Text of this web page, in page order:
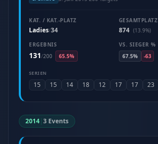
KAT. / KAT.-PLATZ
Ladies/34
GESAMTPLATZ
874 (13.9%)
ERGEBNIS
131/200 65.5%
VS. SIEGER %
67.5%
-63
SERIEN
15 15 14 18 12 17 17 23
2014|3 Events